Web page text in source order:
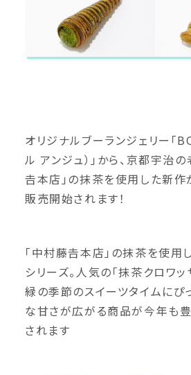
オリジナルブーランジェリー「
ル アンジュ）」から、京都宇治
𠮷本店」の抹茶を使用した新作
販売開始されます！
「中村藤𠮷本店」の抹茶を使用
シリーズ。人気の「抹茶クロワッ
緑の季節のスイーツタイムにぴ
な甘さが広がる商品が今年も
されます